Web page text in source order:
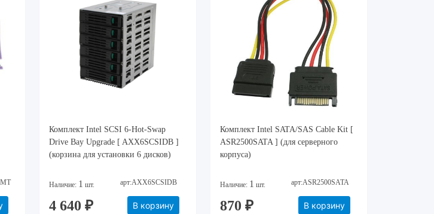
Комплект Intel SCSI 6-Hot-Swap
Drive Bay Upgrade [ AXX6SCSIDB ]
(корзина для установки 6 дисков)
Наличие: 1 шт. арт:AXX6SCSIDB
4 640 ₽ В корзину
Комплект Intel SATA/SAS Cable Kit [
ASR2500SATA ] (для серверного
корпуса)
Наличие: 1 шт. арт:ASR2500SATA
870 ₽ В корзину